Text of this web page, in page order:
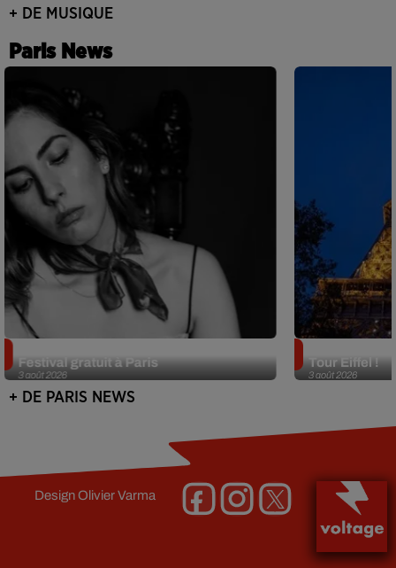
+ DE MUSIQUE
Paris News
3 août 2026
Festival gratuit à Paris
3 août 2026
Tour Eiffel !
+ DE PARIS NEWS
DesignOlivier Varma